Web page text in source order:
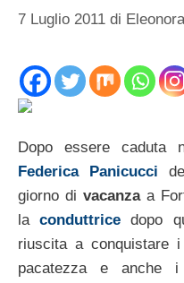
7 Luglio 2011 di
Dopo essere caduta
Federica Panicucci
giorno di vacanzaa
laconduttrice dopo
riuscita a conquistare
pacatezza e anche